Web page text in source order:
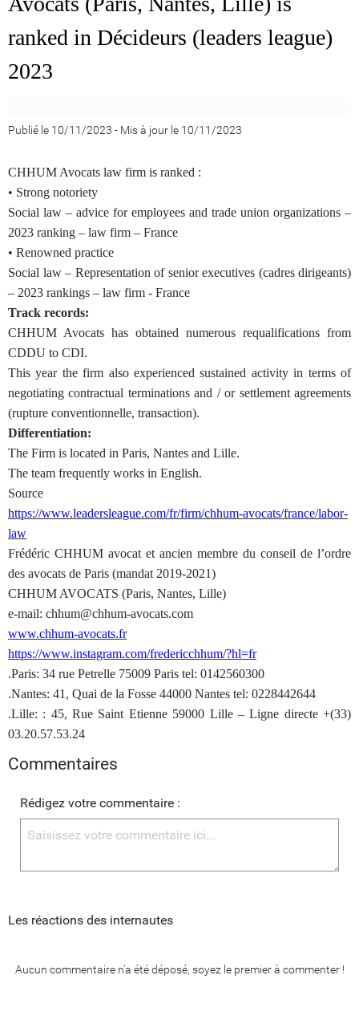
ranked in Décideurs (leaders league)
2023
Publié le 10/11/2023 - Mis à jour le 10/11/2023
CHHUM Avocats law firm is ranked :
• Strong notoriety
Social law – advice for employees and trade union organizations –
2023 ranking – law firm – France
• Renowned practice
Social law – Representation of senior executives (cadres dirigeants)
– 2023 rankings – law firm - France
Track records:
CHHUM Avocats has obtained numerous requalifications from
CDDU to CDI.
This year the firm also experienced sustained activity in terms of
negotiating contractual terminations and / or settlement agreements
(rupture conventionnelle, transaction).
Differentiation:
The Firm is located in Paris, Nantes and Lille.
The team frequently works in English.
Source
https://www.leadersleague.com/fr/firm/chhum-avocats/france/labor-
law
Frédéric CHHUM avocat et ancien membre du conseil de l’ordre
des avocats de Paris (mandat 2019-2021)
CHHUM AVOCATS (Paris, Nantes, Lille)
e-mail: chhum@chhum-avocats.com
www.chhum-avocats.fr
https://www.instagram.com/fredericchhum/?hl=fr
.Paris: 34 rue Petrelle 75009 Paris tel: 0142560300
.Nantes: 41, Quai de la Fosse 44000 Nantes tel: 0228442644
.Lille: : 45, Rue Saint Etienne 59000 Lille – Ligne directe +(33)
03.20.57.53.24
Commentaires
Rédigez votre commentaire :
Les réactions des internautes
Aucun commentaire n'a été déposé, soyez le premier à commenter !